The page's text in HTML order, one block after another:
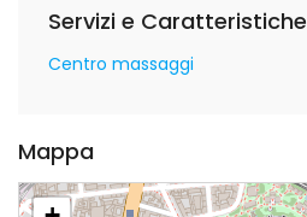
Servizi e Caratteristiche
Centro massaggi
Mappa